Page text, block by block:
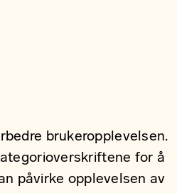
brukeropplevelsen.
for å
påvirke opplevelsen av